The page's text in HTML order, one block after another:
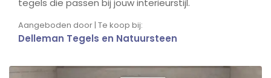
tegels die passen bij jouw interieurstijl.
Aangeboden door | Te koop bij:
Delleman Tegels en Natuursteen